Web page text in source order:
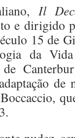
Il
e dirigido
15 de
da
de